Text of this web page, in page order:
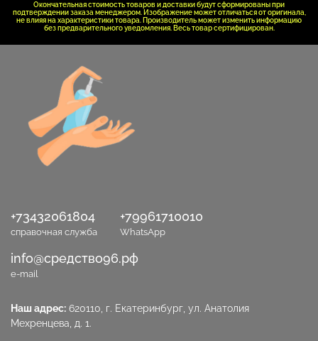
Окончательная стоимость товаров и доставки будут сформированы при
подтверждении заказа менеджером. Изображение может отличаться от оригинала,
не влияя на характеристики товара. Производитель может изменить информацию
без предварительного уведомления. Весь товар сертифицирован.
+73432061804
справочная служба
+79961710010
WhatsApp
info@средство96.рф
e-mail
Наш адрес: 620110, г. Екатеринбург, ул. Анатолия
Мехренцева, д. 1.